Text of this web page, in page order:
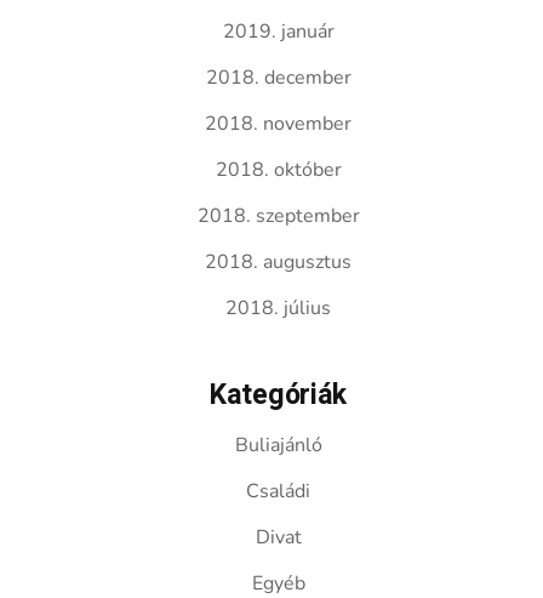
2019. január
2018. december
2018. november
2018. október
2018. szeptember
2018. augusztus
2018. július
Kategóriák
Buliajánló
Családi
Divat
Egyéb